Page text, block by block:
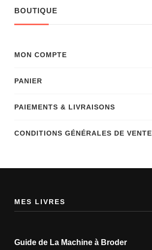
BOUTIQUE
MON COMPTE
PANIER
PAIEMENTS & LIVRAISONS
CONDITIONS GÉNÉRALES DE VENTE
MES LIVRES
Guide de La Machine à Broder